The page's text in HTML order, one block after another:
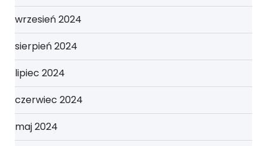
wrzesień 2024
sierpień 2024
lipiec 2024
czerwiec 2024
maj 2024